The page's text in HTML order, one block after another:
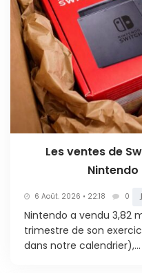
Les ventes de
6 Août. 2026 • 22:18 0
Nintendo a vendu 3,82
trimestre de son
dans notre calendrier),...